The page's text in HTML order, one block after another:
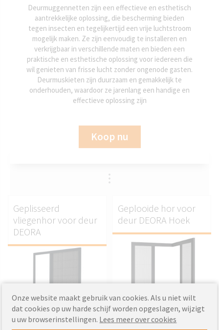
Deurmuggennetten zijn een effectieve en esthetisch
aantrekkelijke oplossing, die bescherming bieden
tegen insecten en tegelijkertijd een vrije luchtstroom
mogelijk maken. Ze zijn eenvoudig te installeren en
verkrijgbaar in verschillende maten en bieden een
praktische en esthetische oplossing voor iedereen die
wil genieten van frisse lucht zonder ongenode gasten.
Deurmuskieten zijn duurzaam en gemakkelijk te
onderhouden, waardoor ze jarenlang een handige en
effectieve oplossing zijn
Koop nu
AANPASSEN.
Geplisseerd
vliegenhor voor deur
DEORA
AANPASSEN.
Geplooide hor voor
deur DEORA Hoek
- Geplooid klamboesysteem
Onze website maakt gebruik van cookies. Als u niet wilt
dat cookies op uw harde schijf worden opgeslagen, wijzigt
u uw browserinstellingen. Lees meer over cookies